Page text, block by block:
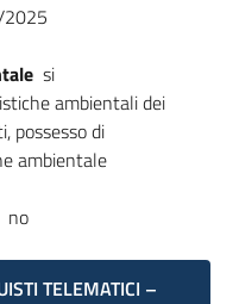
si
ambientali dei
possesso di
ambientale
no
TELEMATICI –